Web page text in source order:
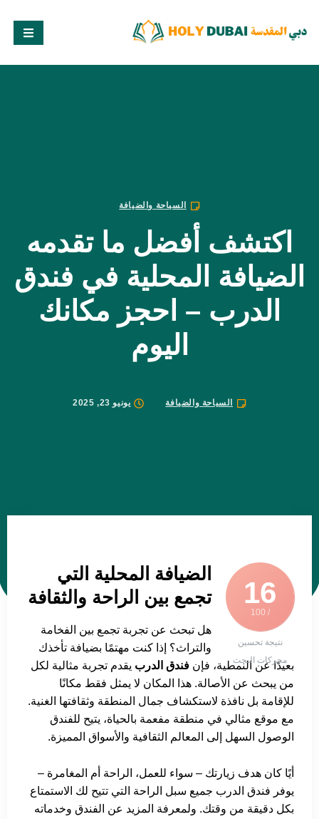
السياحة والضيافة
اكتشف أفضل ما تقدمه
الضيافة المحلية في فندق
الدرب – احجز مكانك
اليوم
السياحة والضيافة يونيو 23, 2025
16
/ 100
نتيجة تحسين
محركات البحث
الضيافة المحلية التي
تجمع بين الراحة والثقافة
هل تبحث عن تجربة تجمع بين الفخامة
والتراث؟ إذا كنت مهتمًا بضيافة تأخذك
بعيدًا عن النمطية، فإن فندق الدرب يقدم تجربة مثالية لكل
من يبحث عن الأصالة. هذا المكان لا يمثل فقط مكانًا
للإقامة بل نافذة لاستكشاف جمال المنطقة وثقافتها الغنية.
مع موقع مثالي في منطقة مفعمة بالحياة، يتيح للفندق
الوصول السهل إلى المعالم الثقافية والأسواق المميزة.
أيًا كان هدف زيارتك – سواء للعمل، الراحة أم المغامرة –
يوفر فندق الدرب جميع سبل الراحة التي تتيح لك الاستمتاع
بكل دقيقة من وقتك. ولمعرفة المزيد عن الفندق وخدماته